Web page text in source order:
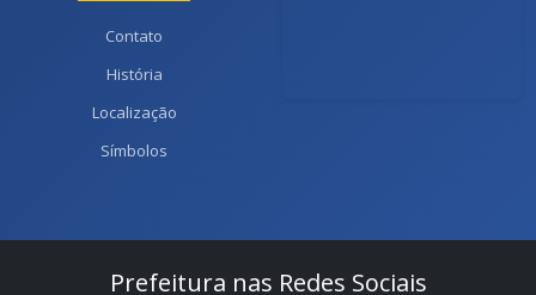
Contato
História
Localização
Símbolos
Prefeitura nas Redes Sociais